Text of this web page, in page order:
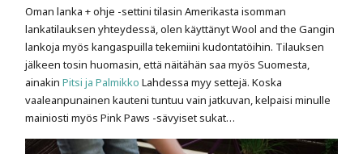
Oman lanka + ohje -settini tilasin Amerikasta isomman
lankatilauksen yhteydessä, olen käyttänyt Wool and the Gangin
lankoja myös kangaspuilla tekemiini kudontatöihin. Tilauksen
jälkeen tosin huomasin, että näitähän saa myös Suomesta,
ainakinPitsi ja Palmikko Lahdessa myy settejä. Koska
vaaleanpunainen kauteni tuntuu vain jatkuvan, kelpaisi minulle
mainiosti myös Pink Paws -sävyiset sukat…